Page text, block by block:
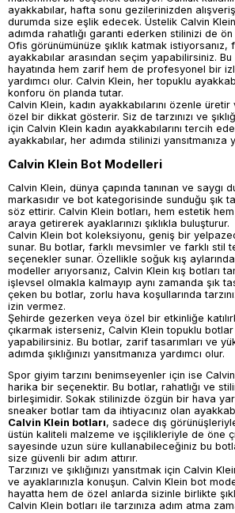
ayakkabılar, hafta sonu gezilerinizden
durumda size eşlik edecek. Üstelik Calvin
adımda rahatlığı garanti ederken stilinizi de ön
Ofis görünümünüze şıklık katmak istiyorsanız,
ayakkabılar arasından seçim yapabilirsiniz. Bu
hayatında hem zarif hem de profesyonel bir
yardımcı olur. Calvin Klein, her topuklu
konforu ön planda tutar.
Calvin Klein, kadın ayakkabılarını özenle
özel bir dikkat gösterir. Siz de tarzınızı ve
için Calvin Klein kadın ayakkabılarını tercih
ayakkabılar, her adımda stilinizi yansıtmanıza
Calvin Klein Bot Modelleri
Calvin Klein, dünya çapında tanınan ve saygı
markasıdır ve bot kategorisinde sunduğu şık
söz ettirir. Calvin Klein botları, hem estetik
araya getirerek ayaklarınızı şıklıkla buluşturur.
Calvin Klein bot koleksiyonu, geniş bir
sunar. Bu botlar, farklı mevsimler ve farklı stil
seçenekler sunar. Özellikle soğuk kış
modeller arıyorsanız, Calvin Klein kış botları
işlevsel olmakla kalmayıp aynı zamanda şık
çeken bu botlar, zorlu hava koşullarında
izin vermez.
Şehirde gezerken veya özel bir etkinliğe
çıkarmak isterseniz, Calvin Klein topuklu
yapabilirsiniz. Bu botlar, zarif tasarımları ve
adımda şıklığınızı yansıtmanıza yardımcı olur.
Spor giyim tarzını benimseyenler için ise
harika bir seçenektir. Bu botlar, rahatlığı ve
birleşimidir. Sokak stilinizde özgün bir hava
sneaker botlar tam da ihtiyacınız olan
Calvin Klein botları, sadece dış
üstün kaliteli malzeme ve işçilikleriyle de öne
sayesinde uzun süre kullanabileceğiniz bu
size güvenli bir adım attırır.
Tarzınızı ve şıklığınızı yansıtmak için Calvin
ve ayaklarınızla konuşun. Calvin Klein bot
hayatta hem de özel anlarda sizinle birlikte
Calvin Klein botları ile tarzınıza adım atma